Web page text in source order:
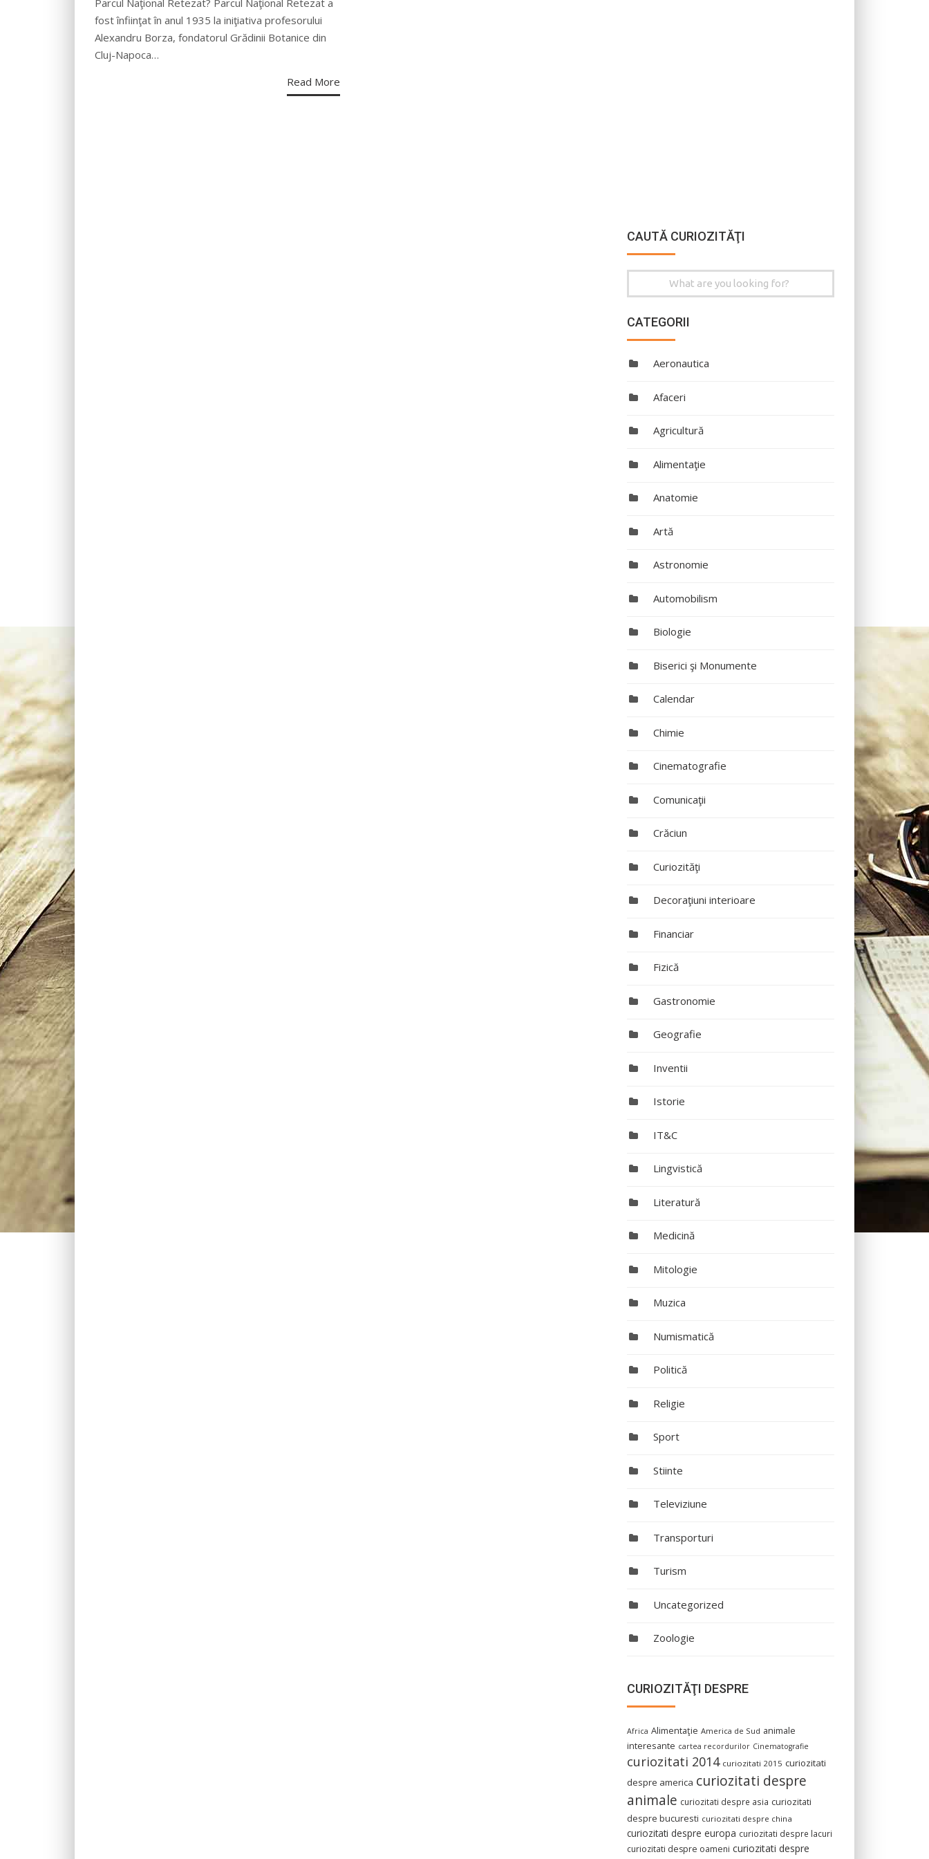
fost înfiinţat în anul 1935 la iniţiativa profesorului
Alexandru Borza, fondatorul Grădinii Botanice din
Cluj-Napoca…
Read More
CAUTĂ CURIOZITĂŢI
Search
CATEGORII
Aeronautica
Afaceri
Agricultură
Alimentaţie
Anatomie
Artă
Astronomie
Automobilism
Biologie
Biserici şi Monumente
Calendar
Chimie
Cinematografie
Comunicaţii
Crăciun
Curiozităţi
Decoraţiuni interioare
Financiar
Fizică
Gastronomie
Geografie
Inventii
Istorie
IT&C
Lingvistică
Literatură
Medicină
Mitologie
Muzica
Numismatică
Politică
Religie
Sport
Stiinte
Televiziune
Transporturi
Turism
Uncategorized
Zoologie
CURIOZITĂŢI DESPRE
Africa Alimentaţie America de Sud animale
interesante cartea recordurilor Cinematografie
curiozitati 2014 curiozitati 2015 curiozitati
despre america curiozitati despre
animale curiozitati despre asia curiozitati
despre bucuresti curiozitati despre china
curiozitati despre europa curiozitati despre lacuri
curiozitati despre oameni curiozitati despre